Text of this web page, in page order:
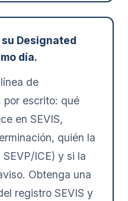
Designated
día.
de
por escrito: qué
en SEVIS,
quién la
ICE) y si la
Obtenga una
registro SEVIS y